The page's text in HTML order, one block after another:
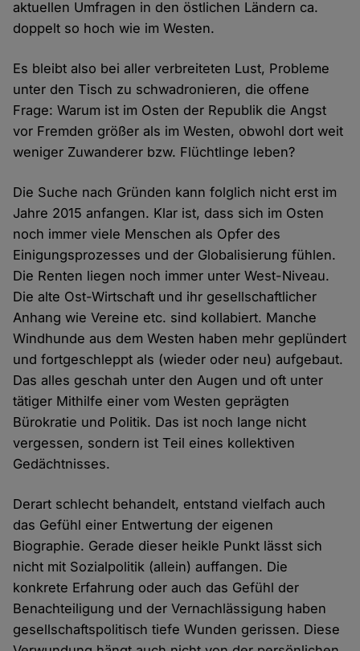
aktuellen Umfragen in den östlichen Ländern ca.
doppelt so hoch wie im Westen.
Es bleibt also bei aller verbreiteten Lust, Probleme
unter den Tisch zu schwadronieren, die offene
Frage: Warum ist im Osten der Republik die Angst
vor Fremden größer als im Westen, obwohl dort weit
weniger Zuwanderer bzw. Flüchtlinge leben?
Die Suche nach Gründen kann folglich nicht erst im
Jahre 2015 anfangen. Klar ist, dass sich im Osten
noch immer viele Menschen als Opfer des
Einigungsprozesses und der Globalisierung fühlen.
Die Renten liegen noch immer unter West-Niveau.
Die alte Ost-Wirtschaft und ihr gesellschaftlicher
Anhang wie Vereine etc. sind kollabiert. Manche
Windhunde aus dem Westen haben mehr geplündert
und fortgeschleppt als (wieder oder neu) aufgebaut.
Das alles geschah unter den Augen und oft unter
tätiger Mithilfe einer vom Westen geprägten
Bürokratie und Politik. Das ist noch lange nicht
vergessen, sondern ist Teil eines kollektiven
Gedächtnisses.
Derart schlecht behandelt, entstand vielfach auch
das Gefühl einer Entwertung der eigenen
Biographie. Gerade dieser heikle Punkt lässt sich
nicht mit Sozialpolitik (allein) auffangen. Die
konkrete Erfahrung oder auch das Gefühl der
Benachteiligung und der Vernachlässigung haben
gesellschaftspolitisch tiefe Wunden gerissen. Diese